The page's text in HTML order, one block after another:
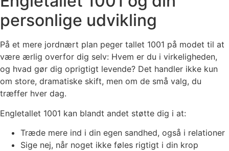
personlige udvikling
På et mere jordnært plan peger tallet 1001 på modet til at
være ærlig overfor dig selv: Hvem er du i virkeligheden,
og hvad gør dig oprigtigt levende? Det handler ikke kun
om store, dramatiske skift, men om de små valg, du
træffer hver dag.
Engletallet 1001 kan blandt andet støtte dig i at:
Træde mere ind i din egen sandhed, også i relationer
Sige nej, når noget ikke føles rigtigt i din krop